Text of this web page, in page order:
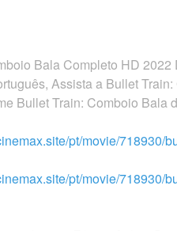
Bala Completo HD
Assista a Bullet
Bullet Train: Comboio Bala
pt/movie/718930/
pt/movie/718930/